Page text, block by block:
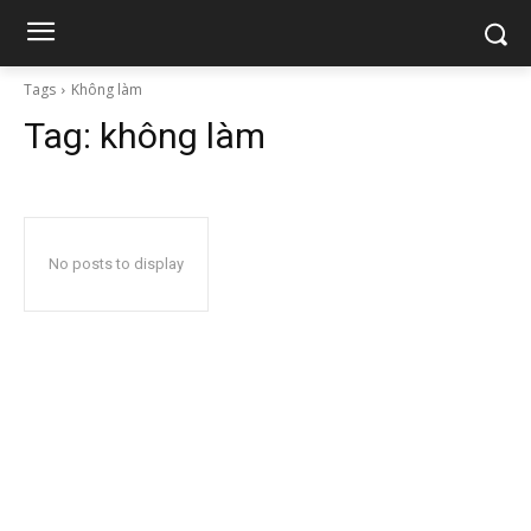
Tags Không làm
Tag: không làm
No posts to display